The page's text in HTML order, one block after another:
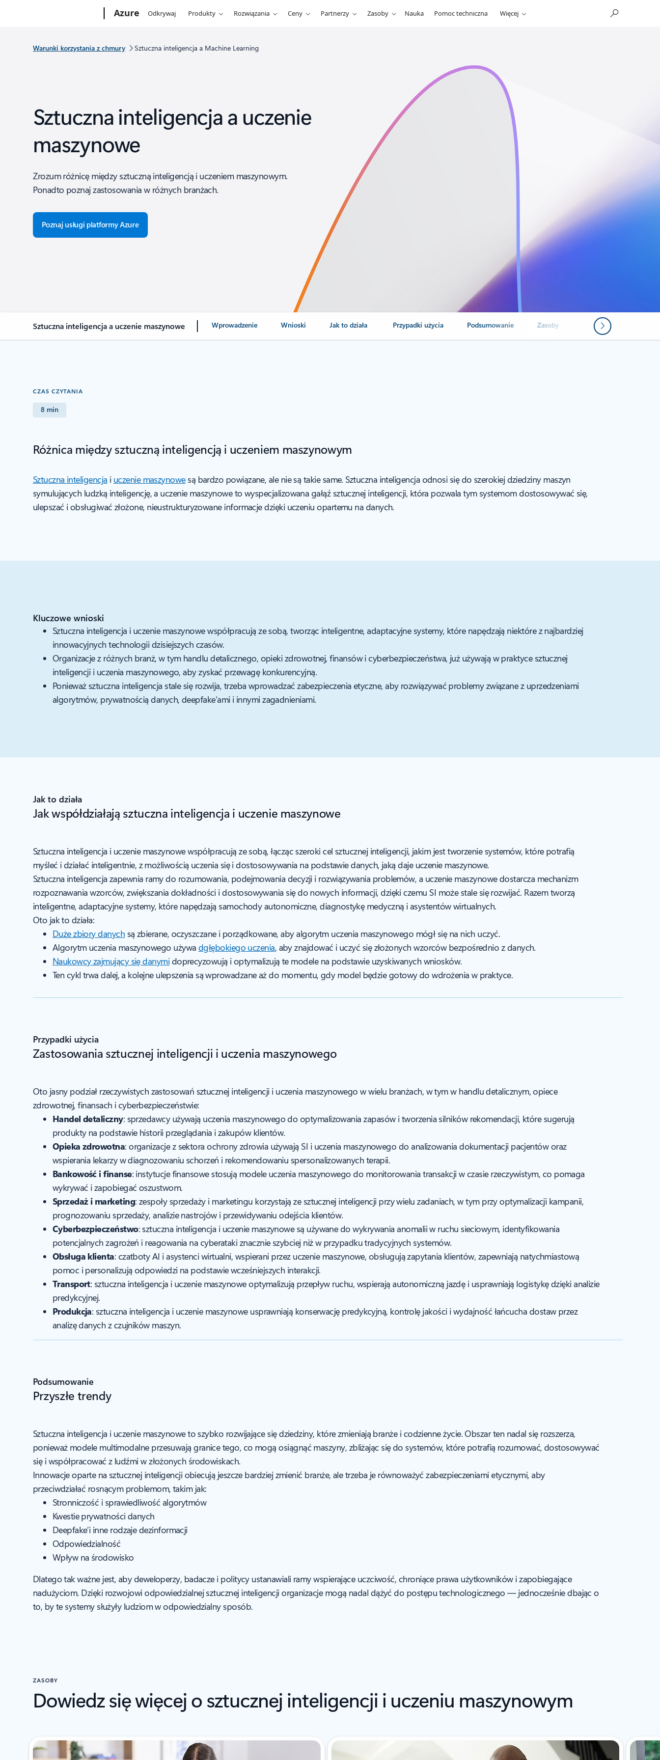
Azure Odkrywaj Produkty Rozwiązania Ceny Partnerzy Zasoby Nauka Pomoc techniczna Więcej
Warunki korzystania z chmury Sztuczna inteligencja a Machine Learning
Sztuczna inteligencja a uczenie
maszynowe
Zrozum różnicę między sztuczną inteligencją i uczeniem maszynowym.
Ponadto poznaj zastosowania w różnych branżach.
Poznaj usługi platformy Azure
Sztuczna inteligencja a uczenie maszynowe Wprowadzenie Wnioski Jak to działa Przypadki użycia Podsumowanie Zasoby Często zadawane pytania
CZAS CZYTANIA
8 min
Różnica między sztuczną inteligencją i uczeniem maszynowym
Sztuczna inteligencja i uczenie maszynowesą bardzo powiązane, ale nie są takie same. Sztuczna inteligencja odnosi się do szerokiej dziedziny maszyn
symulujących ludzką inteligencję, a uczenie maszynowe to wyspecjalizowana gałąź sztucznej inteligencji, która pozwala tym systemom dostosowywać się,
ulepszać i obsługiwać złożone, nieustrukturyzowane informacje dzięki uczeniu opartemu na danych.
Kluczowe wnioski
Sztuczna inteligencja i uczenie maszynowe współpracują ze sobą, tworząc inteligentne, adaptacyjne systemy, które napędzają niektóre z najbardziej
innowacyjnych technologii dzisiejszych czasów.
Organizacje z różnych branż, w tym handlu detalicznego, opieki zdrowotnej, finansów i cyberbezpieczeństwa, już używają w praktyce sztucznej
inteligencji i uczenia maszynowego, aby zyskać przewagę konkurencyjną.
Ponieważ sztuczna inteligencja stale się rozwija, trzeba wprowadzać zabezpieczenia etyczne, aby rozwiązywać problemy związane z uprzedzeniami
algorytmów, prywatnością danych, deepfake’ami i innymi zagadnieniami.
Jak to działa
Jak współdziałają sztuczna inteligencja i uczenie maszynowe
Sztuczna inteligencja i uczenie maszynowe współpracują ze sobą, łącząc szeroki cel sztucznej inteligencji, jakim jest tworzenie systemów, które potrafią
myśleć i działać inteligentnie, z możliwością uczenia się i dostosowywania na podstawie danych, jaką daje uczenie maszynowe.
Sztuczna inteligencja zapewnia ramy do rozumowania, podejmowania decyzji i rozwiązywania problemów, a uczenie maszynowe dostarcza mechanizm
rozpoznawania wzorców, zwiększania dokładności i dostosowywania się do nowych informacji, dzięki czemu SI może stale się rozwijać. Razem tworzą
inteligentne, adaptacyjne systemy, które napędzają samochody autonomiczne, diagnostykę medyczną i asystentów wirtualnych.
Oto jak to działa:
Duże zbiory danych są zbierane, oczyszczane i porządkowane, aby algorytm uczenia maszynowego mógł się na nich uczyć.
Algorytm uczenia maszynowego używa dgłębokiego uczenia, aby znajdować i uczyć się złożonych wzorców bezpośrednio z danych.
Naukowcy zajmujący się danymi doprecyzowują i optymalizują te modele na podstawie uzyskiwanych wniosków.
Ten cykl trwa dalej, a kolejne ulepszenia są wprowadzane aż do momentu, gdy model będzie gotowy do wdrożenia w praktyce.
Przypadki użycia
Zastosowania sztucznej inteligencji i uczenia maszynowego
Oto jasny podział rzeczywistych zastosowań sztucznej inteligencji i uczenia maszynowego w wielu branżach, w tym w handlu detalicznym, opiece
zdrowotnej, finansach i cyberbezpieczeństwie:
Handel detaliczny: sprzedawcy używają uczenia maszynowego do optymalizowania zapasów i tworzenia silników rekomendacji, które sugerują
produkty na podstawie historii przeglądania i zakupów klientów.
Opieka zdrowotna: organizacje z sektora ochrony zdrowia używają SI i uczenia maszynowego do analizowania dokumentacji pacjentów oraz
wspierania lekarzy w diagnozowaniu schorzeń i rekomendowaniu spersonalizowanych terapii.
Bankowość i finanse: instytucje finansowe stosują modele uczenia maszynowego do monitorowania transakcji w czasie rzeczywistym, co pomaga
wykrywać i zapobiegać oszustwom.
Sprzedaż i marketing: zespoły sprzedaży i marketingu korzystają ze sztucznej inteligencji przy wielu zadaniach, w tym przy optymalizacji kampanii,
prognozowaniu sprzedaży, analizie nastrojów i przewidywaniu odejścia klientów.
Cyberbezpieczeństwo: sztuczna inteligencja i uczenie maszynowe są używane do wykrywania anomalii w ruchu sieciowym, identyfikowania
potencjalnych zagrożeń i reagowania na cyberataki znacznie szybciej niż w przypadku tradycyjnych systemów.
Obsługa klienta: czatboty AI i asystenci wirtualni, wspierani przez uczenie maszynowe, obsługują zapytania klientów, zapewniają natychmiastową
pomoc i personalizują odpowiedzi na podstawie wcześniejszych interakcji.
Transport: sztuczna inteligencja i uczenie maszynowe optymalizują przepływ ruchu, wspierają autonomiczną jazdę i usprawniają logistykę dzięki analizie
predykcyjnej.
Produkcja: sztuczna inteligencja i uczenie maszynowe usprawniają konserwację predykcyjną, kontrolę jakości i wydajność łańcucha dostaw przez
analizę danych z czujników maszyn.
Podsumowanie
Przyszłe trendy
Sztuczna inteligencja i uczenie maszynowe to szybko rozwijające się dziedziny, które zmieniają branże i codzienne życie. Obszar ten nadal się rozszerza,
ponieważ modele multimodalne przesuwają granice tego, co mogą osiągnąć maszyny, zbliżając się do systemów, które potrafią rozumować, dostosowywać
się i współpracować z ludźmi w złożonych środowiskach.
Innowacje oparte na sztucznej inteligencji obiecują jeszcze bardziej zmienić branże, ale trzeba je równoważyć zabezpieczeniami etycznymi, aby
przeciwdziałać rosnącym problemom, takim jak:
Stronniczość i sprawiedliwość algorytmów
Kwestie prywatności danych
Deepfake’i inne rodzaje dezinformacji
Odpowiedzialność
Wpływ na środowisko
Dlatego tak ważne jest, aby deweloperzy, badacze i politycy ustanawiali ramy wspierające uczciwość, chroniące prawa użytkowników i zapobiegające
nadużyciom. Dzięki rozwojowi odpowiedzialnej sztucznej inteligencji organizacje mogą nadal dążyć do postępu technologicznego — jednocześnie dbając o
to, by te systemy służyły ludziom w odpowiedzialny sposób.
ZASOBY
Dowiedz się więcej o sztucznej inteligencji i uczeniu maszynowym
Wyświetlono nowe slajdy